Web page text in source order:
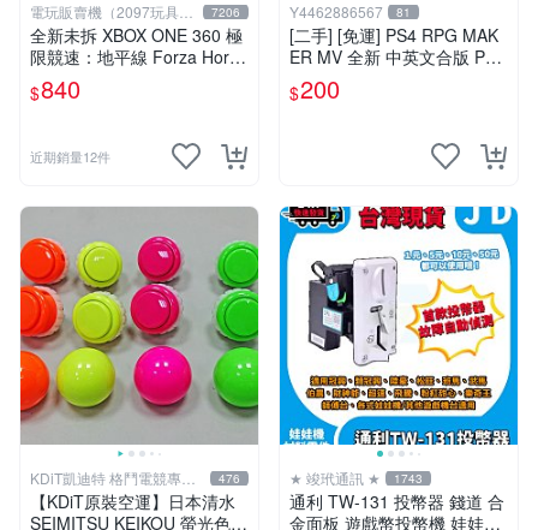
電玩販賣機（2097玩具公
仔舖
7206
全新未拆 XBOX ONE 360 極
限競速：地平線 Forza Horiz
on (講中文的) -中英文字幕語
音亞版-
$840
近期銷量12件
Y4462886567 81
[二手] [免運] PS4 RPG MAK
ER MV 全新 中英文合版 PS4
PlayStation 遊戲片
$200
KDiT凱迪特 格鬥電競專業
開發
476
【KDiT原裝空運】日本清水
SEIMITSU KEIKOU 螢光色系
★ 竣玳通訊 ★ 1743
通利 TW-131 投幣器 錢道 合
金面板 遊戲幣投幣機 娃娃機